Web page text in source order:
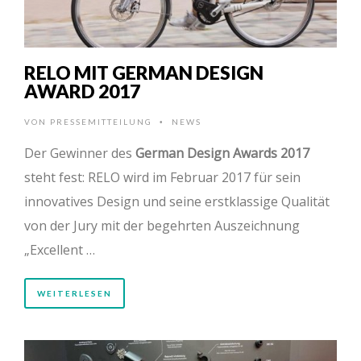
RELO MIT GERMAN DESIGN
AWARD 2017
VON PRESSEMITTEILUNG • NEWS
Der Gewinner des German Design Awards 2017
steht fest: RELO wird im Februar 2017 für sein
innovatives Design und seine erstklassige Qualität
von der Jury mit der begehrten Auszeichnung
„Excellent …
WEITERLESEN